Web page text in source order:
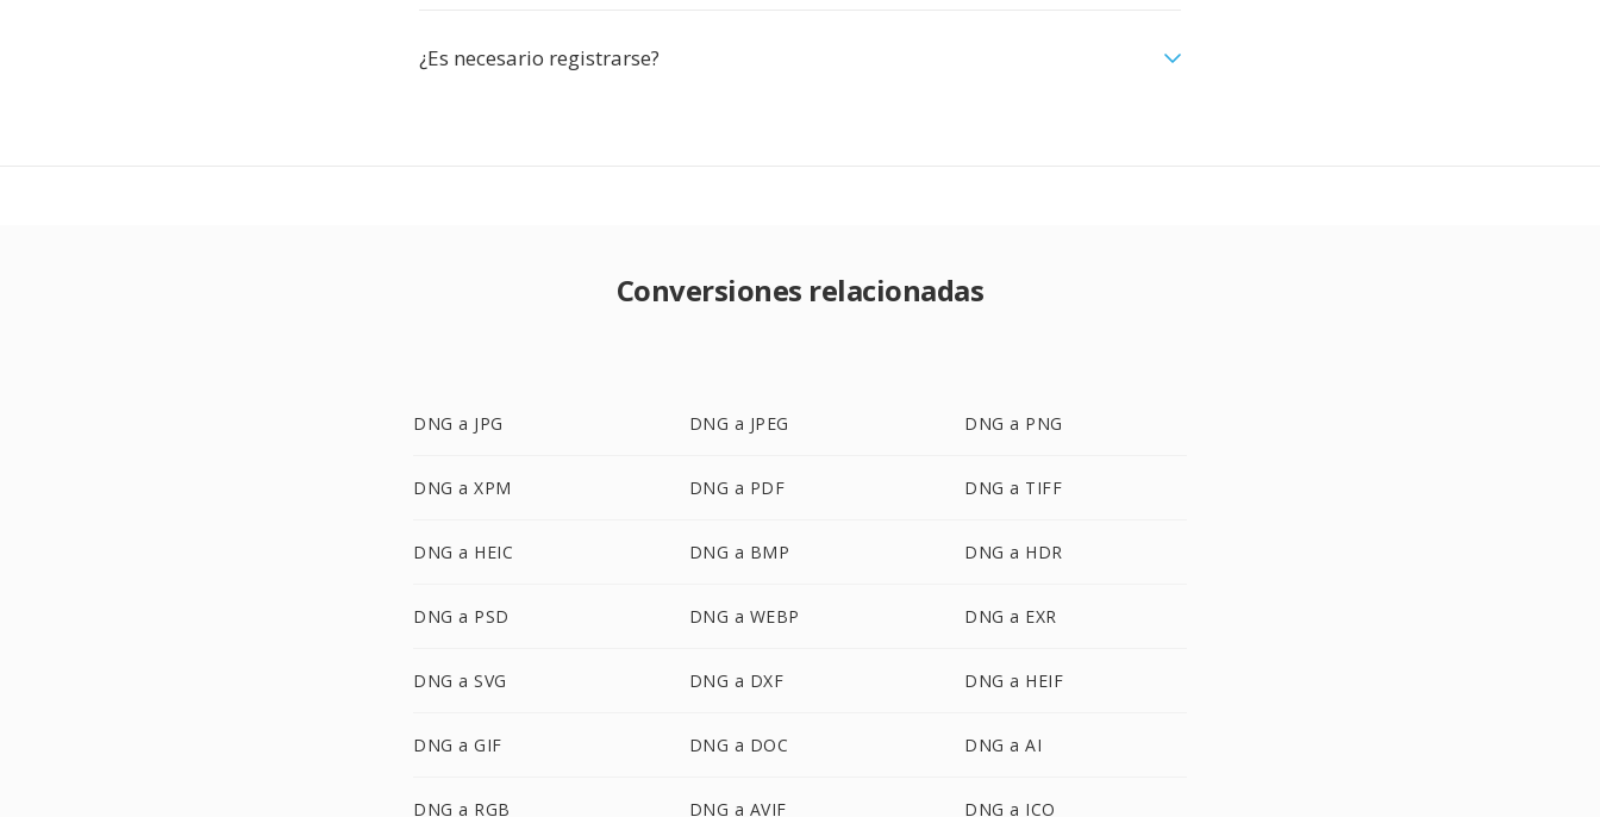
¿Es necesario registrarse?
Conversiones relacionadas
DNG a JPG DNG a JPEG DNG a PNG
DNG a XPM DNG a PDF DNG a TIFF
DNG a HEIC DNG a BMP DNG a HDR
DNG a PSD DNG a WEBP DNG a EXR
DNG a SVG DNG a DXF DNG a HEIF
DNG a GIF DNG a DOC DNG a AI
DNG a RGB DNG a AVIF DNG a ICO